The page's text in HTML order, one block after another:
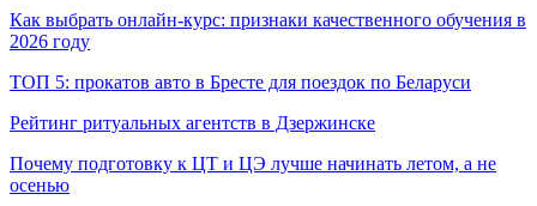
Как выбрать онлайн-курс: признаки качественного обучения в
2026 году
ТОП 5: прокатов авто в Бресте для поездок по Беларуси
Рейтинг ритуальных агентств в Дзержинске
Почему подготовку к ЦТ и ЦЭ лучше начинать летом, а не
осенью